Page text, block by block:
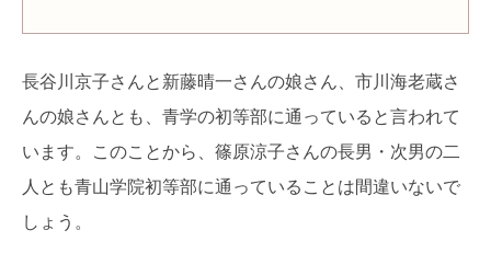
長谷川京子さんと新藤晴一さんの娘さん、市川海老蔵さ
んの娘さんとも、青学の初等部に通っていると言われて
います。このことから、篠原涼子さんの長男・次男の二
人とも青山学院初等部に通っていることは間違いないで
しょう。